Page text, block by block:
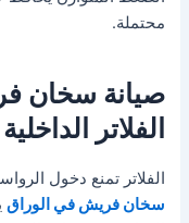
محتملة.
صيانة سخان
الفلاتر الداخلية
الفلاتر تمنع دخول
سخان فريش في الوراق